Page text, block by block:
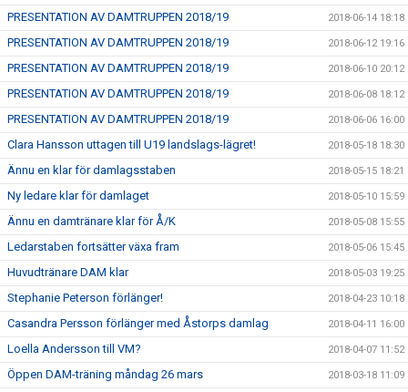
PRESENTATION AV DAMTRUPPEN 2018/19 2018-06-14 18:18
PRESENTATION AV DAMTRUPPEN 2018/19 2018-06-12 19:16
PRESENTATION AV DAMTRUPPEN 2018/19 2018-06-10 20:12
PRESENTATION AV DAMTRUPPEN 2018/19 2018-06-08 18:12
PRESENTATION AV DAMTRUPPEN 2018/19 2018-06-06 16:00
Clara Hansson uttagen till U19 landslags-lägret! 2018-05-18 18:30
Ännu en klar för damlagsstaben 2018-05-15 18:21
Ny ledare klar för damlaget 2018-05-10 15:59
Ännu en damtränare klar för Å/K 2018-05-08 15:55
Ledarstaben fortsätter växa fram 2018-05-06 15:45
Huvudtränare DAM klar 2018-05-03 19:25
Stephanie Peterson förlänger! 2018-04-23 10:18
Casandra Persson förlänger med Åstorps damlag 2018-04-11 16:00
Loella Andersson till VM? 2018-04-07 11:52
Öppen DAM-träning måndag 26 mars 2018-03-18 11:09